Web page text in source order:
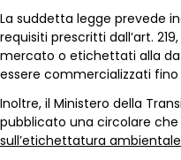
La suddetta legge prevede
requisiti prescritti dall’art.
mercato o etichettati alla
essere commercializzati
Inoltre, il Ministero della
pubblicato una circolare
sull’etichettatura ambientale